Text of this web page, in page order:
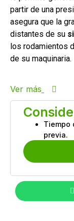
partir de una
asegura que la
distantes de su
los rodamientos
de su maquinaria.
Ver más
Tiempo
previa.